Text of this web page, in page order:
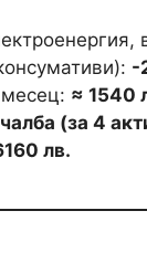
-
≈ 1540
(за 4
лв.